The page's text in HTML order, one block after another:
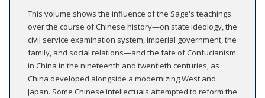
This volume shows the influence of the Sage's teachings
over the course of Chinese history—on state ideology, the
civil service examination system, imperial government, the
family, and social relations—and the fate of Confucianism
in China in the nineteenth and twentieth centuries, as
China developed alongside a modernizing West and
Japan. Some Chinese intellectuals attempted to reform the